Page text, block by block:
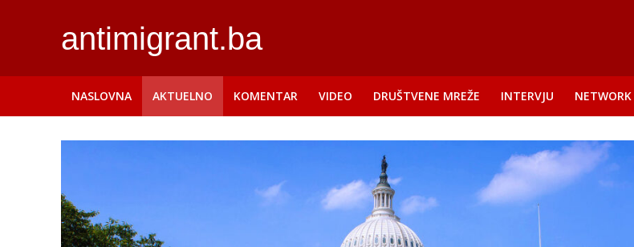
antimigrant.ba
NASLOVNA AKTUELNO KOMENTAR VIDEO DRUŠTVENE MREŽE INTERVJU NETWORK